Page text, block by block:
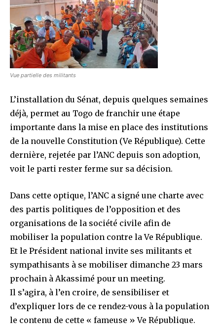
Vue partielle des militants
L’installation du Sénat, depuis quelques semaines
déjà, permet au Togo de franchir une étape
importante dans la mise en place des institutions
de la nouvelle Constitution (Ve République). Cette
dernière, rejetée par l’ANC depuis son adoption,
voit le parti rester ferme sur sa décision.
Dans cette optique, l’ANC a signé une charte avec
des partis politiques de l’opposition et des
organisations de la société civile afin de
mobiliser la population contre la Ve République.
Et le Président national invite ses militants et
sympathisants à se mobiliser dimanche 23 mars
prochain à Akassimé pour un meeting.
Il s’agira, à l’en croire, de sensibiliser et
d’expliquer lors de ce rendez-vous à la population
le contenu de cette « fameuse » Ve République.